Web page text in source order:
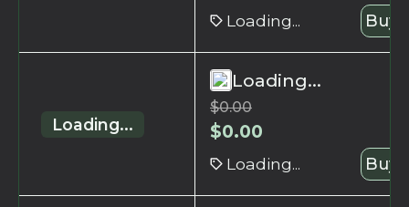
Loading... Buy
Loading...
Loading...
$0.00
$0.00
Loading... Buy